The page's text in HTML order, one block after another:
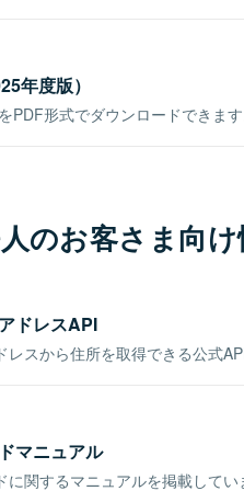
年度版）
PDF形式でダウンロードできます
のお客さま向け
ドレスAPI
スから住所を取得できる公式API
マニュアル
関するマニュアルを掲載してい